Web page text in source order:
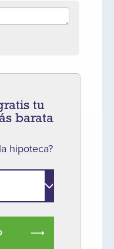
tu
barata
hipoteca?